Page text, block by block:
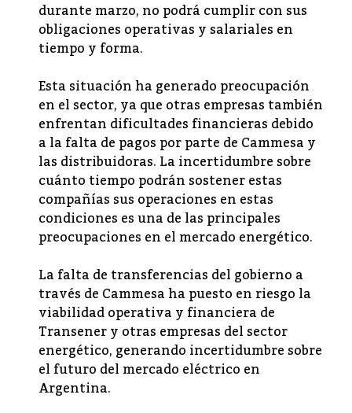
durante marzo, no podrá cumplir con sus
obligaciones operativas y salariales en
tiempo y forma.
Esta situación ha generado preocupación
en el sector, ya que otras empresas también
enfrentan dificultades financieras debido
a la falta de pagos por parte de Cammesa y
las distribuidoras. La incertidumbre sobre
cuánto tiempo podrán sostener estas
compañías sus operaciones en estas
condiciones es una de las principales
preocupaciones en el mercado energético.
La falta de transferencias del gobierno a
través de Cammesa ha puesto en riesgo la
viabilidad operativa y financiera de
Transener y otras empresas del sector
energético, generando incertidumbre sobre
el futuro del mercado eléctrico en
Argentina.